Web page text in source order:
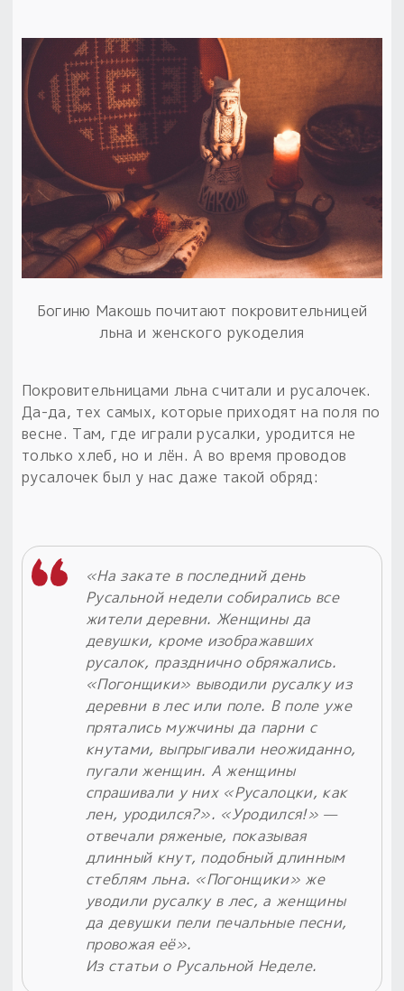
Богиню Макошь почитают покровительницей
льна и женского рукоделия
Покровительницами льна считали и русалочек.
Да-да, тех самых, которые приходят на поля по
весне. Там, где играли русалки, уродится не
только хлеб, но и лён. А во время проводов
русалочек был у нас даже такой обряд:
«На закате в последний день
Русальной недели собирались все
жители деревни. Женщины да
девушки, кроме изображавших
русалок, празднично обряжались.
«Погонщики» выводили русалку из
деревни в лес или поле. В поле уже
прятались мужчины да парни с
кнутами, выпрыгивали неожиданно,
пугали женщин. А женщины
спрашивали у них «Русалоцки, как
лен, уродился?». «Уродился!» —
отвечали ряженые, показывая
длинный кнут, подобный длинным
стеблям льна. «Погонщики» же
уводили русалку в лес, а женщины
да девушки пели печальные песни,
провожая её».
Из статьи о Русальной Неделе.